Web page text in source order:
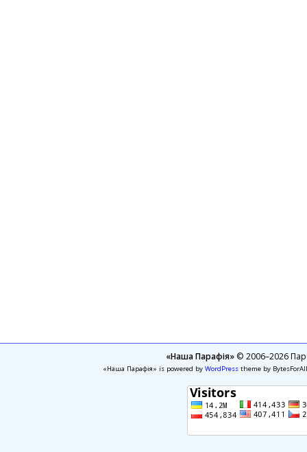
«Наша Парафія»© 2006–2026
«Наша Парафія» is powered by WordPresstheme by